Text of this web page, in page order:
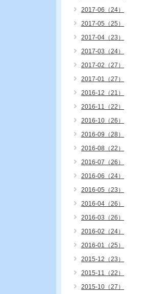
2017-06（24）
2017-05（25）
2017-04（23）
2017-03（24）
2017-02（27）
2017-01（27）
2016-12（21）
2016-11（22）
2016-10（26）
2016-09（28）
2016-08（22）
2016-07（26）
2016-06（24）
2016-05（23）
2016-04（26）
2016-03（26）
2016-02（24）
2016-01（25）
2015-12（23）
2015-11（22）
2015-10（27）